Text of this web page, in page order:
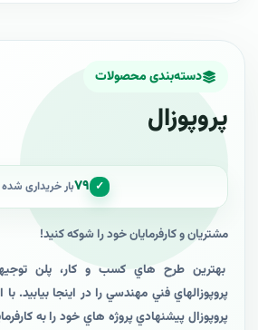
دسته‌بندی محصولات
پروپوزال
✓ ۷۹بار خریداری شده
مشتريان و کارفرمایان خود را شوکه کنيد!
بهترين طرح هاي کسب و کار، پلن
پروپوزالهاي فني مهندسي را در اينجا بيابيد.
پروپوزال پيشنهادي پروژه هاي خود را به